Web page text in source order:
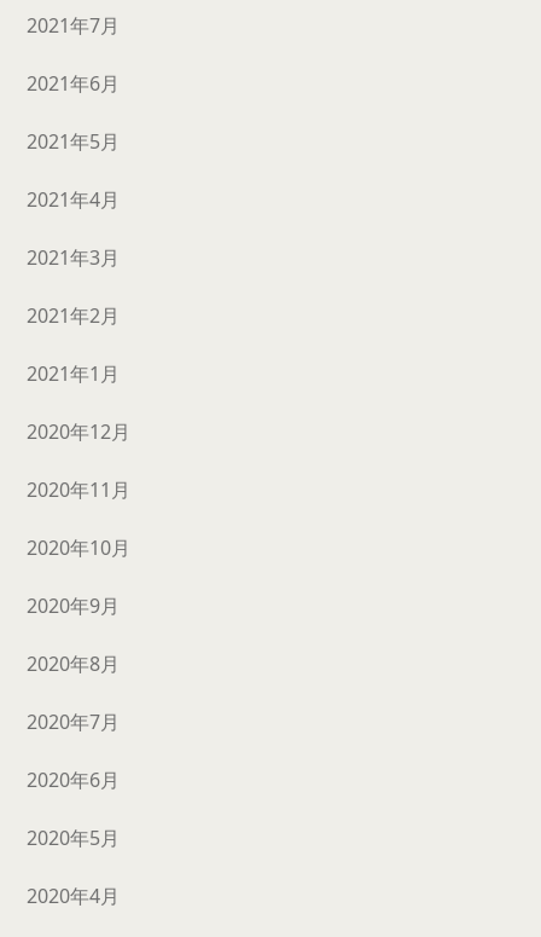
2021年7月
2021年6月
2021年5月
2021年4月
2021年3月
2021年2月
2021年1月
2020年12月
2020年11月
2020年10月
2020年9月
2020年8月
2020年7月
2020年6月
2020年5月
2020年4月